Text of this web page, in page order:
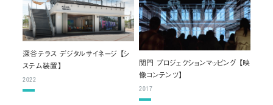
深谷テラス デジタルサイネージ 【シ
ステム装置】
2022
関門 プロジェクションマッピング 【映
像コンテンツ】
2017